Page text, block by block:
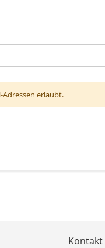
Adressen erlaubt.
Kontakt